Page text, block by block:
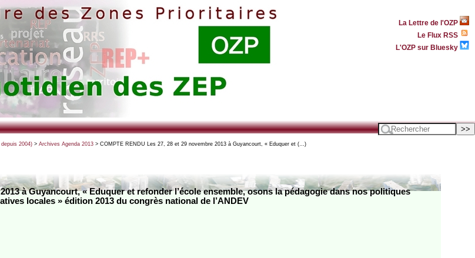
La Lettre de l'OZP
Le Flux RSS
L'OZP sur Bluesky
2004)> Archives Agenda 2013> COMPTE RENDU Les 27, 28 et 29 novembre 2013 à Guyancourt, « Eduquer et (…)
à Guyancourt, « Eduquer et refonder l’école ensemble, osons la pédagogie dans nos politiques
locales » édition 2013 du congrès national de l’ANDEV